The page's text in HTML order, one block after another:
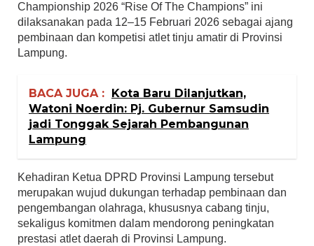
Championship 2026 “Rise Of The Champions” ini
dilaksanakan pada 12–15 Februari 2026 sebagai ajang
pembinaan dan kompetisi atlet tinju amatir di Provinsi
Lampung.
BACA JUGA :
Kota Baru Dilanjutkan,
Watoni Noerdin: Pj. Gubernur Samsudin
jadi Tonggak Sejarah Pembangunan
Lampung
Kehadiran Ketua DPRD Provinsi Lampung tersebut
merupakan wujud dukungan terhadap pembinaan dan
pengembangan olahraga, khususnya cabang tinju,
sekaligus komitmen dalam mendorong peningkatan
prestasi atlet daerah di Provinsi Lampung.